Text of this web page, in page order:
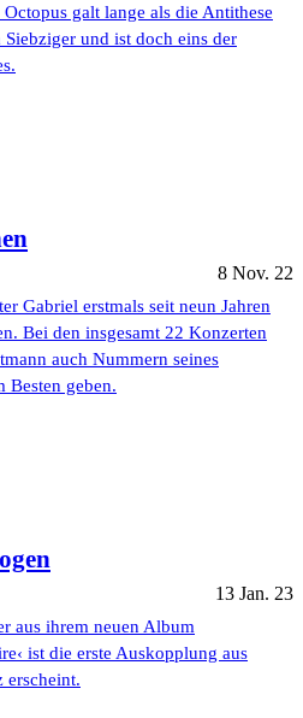
galt lange als die Antithese
und ist doch eins der
8 Nov. 22
Gabriel erstmals seit neun Jahren
Bei den insgesamt 22 Konzerten
auch Nummern seines
Besten geben.
13 Jan. 23
aus ihrem neuen Album
ist die erste Auskopplung aus
erscheint.